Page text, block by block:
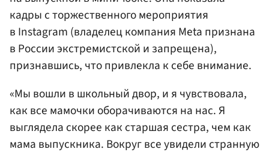
кадры с торжественного мероприятия
в Instagram (владелец компания Meta признана
в России экстремистской и запрещена),
признавшись, что привлекла к себе внимание.
«Мы вошли в школьный двор, и я чувствовала,
как все мамочки оборачиваются на нас. Я
выглядела скорее как старшая сестра, чем как
мама выпускника. Вокруг все увидели странную